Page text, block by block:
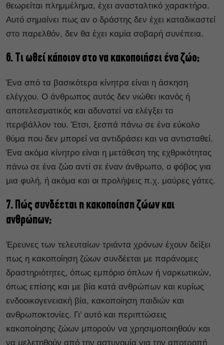
θεωρείται πλημμέλημα, έχει ανασταλτικό χαρακτήρα.
Αυτό σημαίνει πως αν ο δράστης δεν έχει καταδικαστεί
στο παρελθόν, δεν θα έχει καμία σοβαρή συνέπεια.
6. Τι ωθεί κάποιον στο να κακοποιήσει ένα ζώο;
Ένα από τα βασικότερα κίνητρα είναι η άσκηση
ελέγχου. Ο άνθρωπος αυτός δεν νιώθει ικανός ή
αποτελεσματικός και αδυνατεί να ελέγξει το
περιβάλλον του. Έτσι, ξεσπά πάνω σε ένα εύκολο
θύμα που δεν μπορεί να αντιδράσει και να αντισταθεί.
Ένα ακόμα κίνητρο είναι η μετάθεση της εχθρικότητας
πάνω σε ένα ζώο αντί σε έναν άνθρωπο, ο φόβος για
μια φυλή, ή ακόμα και οι προλήψεις π.χ. μαύρες γάτες.
7. Πώς συνδέεται η κακοποίηση ζώων και
ανθρώπων;
Έρευνες των τελευταίων τριάντα χρόνων έχουν δείξει
πως η κακοποίηση ζώων συνδέεται με παράνομες
δραστηριότητες, όπως εμπόριο όπλων ή ναρκωτικών,
όπως επίσης και με βία κατά ανθρώπων και κυρίως
ενδοοικογενειακή βία, κακοποίηση παιδιών και
ανθρωποκτονίες. Γι’ αυτό και περιπτώσεις
κακοποίησης ζώων μπορούν να χρησιμοποιηθούν και
να μελετηθούν από την αστυνομία για την αποτροπή